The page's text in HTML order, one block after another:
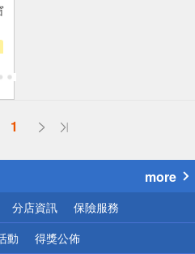
1
心！
more
分店資訊 保險服務
動 得獎公佈